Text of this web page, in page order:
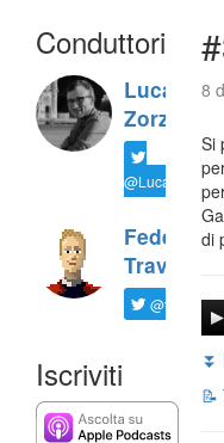
Conduttori
Luca
Zorzi
@LucaTNT
Federico
Travaini
@ftrava
Iscriviti
8
Si
di
📝